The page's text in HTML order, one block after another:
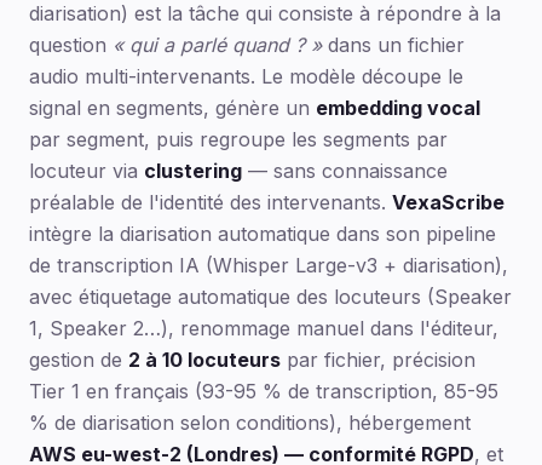
diarisation) est la tâche qui consiste à répondre à la
question « qui a parlé quand ? »dans un fichier
audio multi-intervenants. Le modèle découpe le
signal en segments, génère un embedding vocal
par segment, puis regroupe les segments par
locuteur via clustering — sans connaissance
préalable de l'identité des intervenants. VexaScribe
intègre la diarisation automatique dans son pipeline
de transcription IA (Whisper Large-v3 + diarisation),
avec étiquetage automatique des locuteurs (Speaker
1, Speaker 2…), renommage manuel dans l'éditeur,
gestion de 2 à 10 locuteurs par fichier, précision
Tier 1 en français (93-95 % de transcription, 85-95
% de diarisation selon conditions), hébergement
AWS eu-west-2 (Londres) — conformité RGPD, et